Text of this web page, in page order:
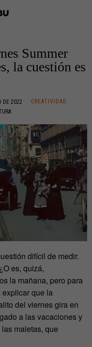
Summer
la cuestión es
DE 2022
CREATIVIDAD
difícil de medir.
es, quizá,
la mañana, pero para
explicar que la
del viernes gira en
a las vacaciones y
maletas, que